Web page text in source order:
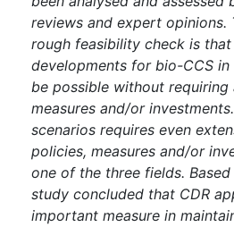
reviews and expert opinions.
rough feasibility check is
developments for bio-CCS
be possible without requiring
measures and/or
scenarios requires even
policies, measures and/or
one of the three fields.
study concluded that CDR
important measure in